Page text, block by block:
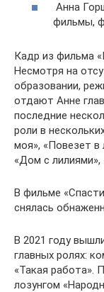
Анна
фильмы,
Кадр из фильма
Несмотря на
образовании,
отдают Анне
последние
роли в
моя», «Повезет в
«Дом с лилиями»,
В фильме
снялась
В 2021 году
главных ролях:
«Такая работа».
лозунгом